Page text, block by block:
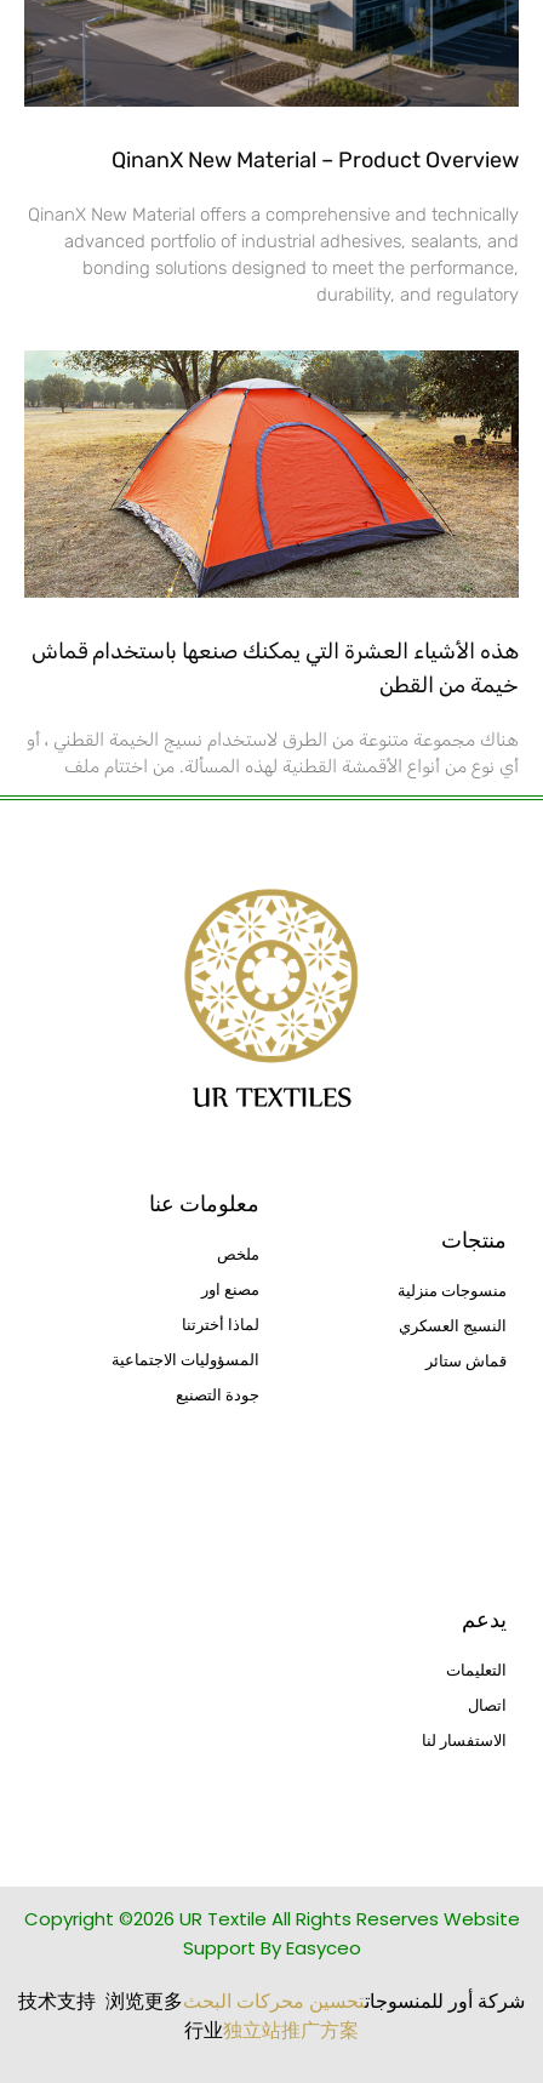
QinanX New Material – Product Overview
QinanX New Material offers a comprehensive and technically
advanced portfolio of industrial adhesives, sealants, and
bonding solutions designed to meet the performance,
durability, and regulatory
هذه الأشياء العشرة التي يمكنك صنعها باستخدام قماش
خيمة من القطن
هناك مجموعة متنوعة من الطرق لاستخدام نسيج الخيمة القطني ، أو
أي نوع من أنواع الأقمشة القطنية لهذه المسألة. من اختتام ملف
منتجات
منسوجات منزلية
النسيج العسكري
قماش ستائر
معلومات عنا
ملخص
مصنع اور
لماذا أخترتنا
المسؤوليات الاجتماعية
جودة التصنيع
يدعم
التعليمات
اتصال
الاستفسار لنا
Copyright ©2026 UR Textile All Rights Reserves Website
Support By Easyceo
شركة أور للمنسوجاتتحسين محركات البحث技术支持 浏览更多
行业独立站推广方案